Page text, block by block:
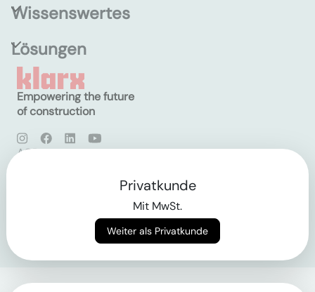
Wissenswertes
Lösungen
Empowering the future
of construction
AGB
Privatkunde
Mit MwSt.
Weiter als Privatkunde